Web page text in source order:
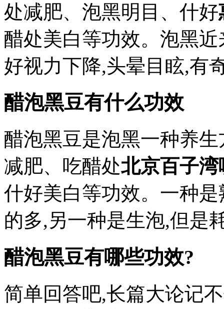
处减肥、泡黑明目、什好
醋处美白等功效。泡黑
好视力下降,头晕目眩,有
醋泡黑豆有什么功效
醋泡黑豆是泡黑一种养
减肥、吃醋处北京百子
什好美白等功效。一种
的多,另一种是生泡,但是
醋泡黑豆有哪些功效?
简单回答吧,长篇大论记